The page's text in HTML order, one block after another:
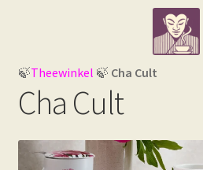
navigatie
inhoud
Theegerelateerde artikelen
Informatie
🍃Theewinkel 🍃 Cha Cult
Cha Cult